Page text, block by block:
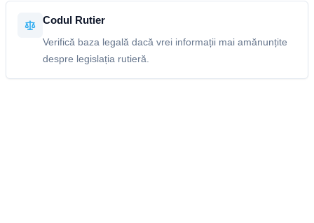
Codul Rutier
Verifică baza legală dacă vrei informații mai amănunțite
despre legislația rutieră.